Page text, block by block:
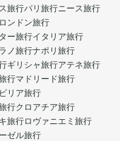
旅行パリ旅行ニース旅行
ロンドン旅行
ー旅行イタリア旅行
ノ旅行ナポリ旅行
ギリシャ旅行アテネ旅行
行マドリード旅行
リア旅行
行クロアチア旅行
旅行ロヴァニエミ旅行
ゼル旅行